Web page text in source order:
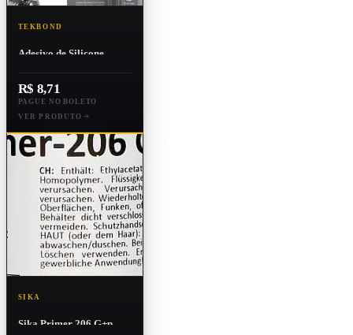
TEKBOND
Adesivo de Silicone
Temperatura
R$ 8,71
PAGUE NO BOLETO
VER PRODUTO
SIKA
Sika Primer 206 G+p